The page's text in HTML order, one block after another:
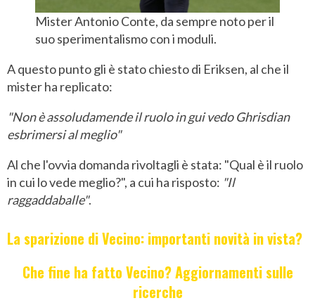
Mister Antonio Conte, da sempre noto per il
suo sperimentalismo con i moduli.
A questo punto gli è stato chiesto di Eriksen, al che il
mister ha replicato:
"Non è assoludamende il ruolo in gui vedo Ghrisdian
esbrimersi al meglio"
Al che l'ovvia domanda rivoltagli è stata: "Qual è il ruolo
in cui lo vede meglio?", a cui ha risposto: "Il
raggaddaballe".
La sparizione di Vecino: importanti novità in vista?
Che fine ha fatto Vecino? Aggiornamenti sulle
ricerche